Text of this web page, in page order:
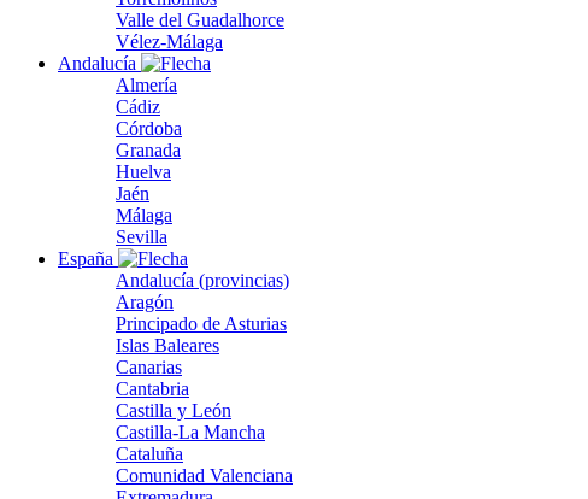
Valle del Guadalhorce
Vélez-Málaga
Andalucía
Almería
Cádiz
Córdoba
Granada
Huelva
Jaén
Málaga
Sevilla
España
Andalucía (provincias)
Aragón
Principado de Asturias
Islas Baleares
Canarias
Cantabria
Castilla y León
Castilla-La Mancha
Cataluña
Comunidad Valenciana